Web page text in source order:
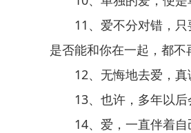
11、爱不分对错，
是否能和你在一起，都不
12、无悔地去爱，真
13、也许，多年以
14、爱，一直伴着自